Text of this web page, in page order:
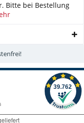
Bitte bei Bestellung